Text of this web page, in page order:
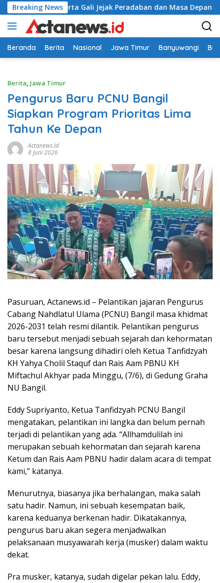
Langsung
ke
konten
Breaking News
Peserta Gali Jejak Peradaban dan Masa Depan Budaya
Beranda Berita Nasional Jawa Timur Banyuwangi
Berita, Jawa Timur
Pengurus Baru PCNU Bangil
Siapkan Program Prioritas Lima
Tahun Ke Depan
Actanews.id
8 Juni 2026
Pasuruan, Actanews.id – Pelantikan jajaran Pengurus
Cabang Nahdlatul Ulama (PCNU) Bangil masa khidmat
2026-2031 telah resmi dilantik. Pelantikan pengurus
baru tersebut menjadi sebuah sejarah dan kehormatan
besar karena langsung dihadiri oleh Ketua Tanfidzyah
KH Yahya Cholil Staquf dan Rais Aam PBNU KH
Miftachul Akhyar pada Minggu, (7/6), di Gedung Graha
NU Bangil.
Eddy Supriyanto, Ketua Tanfidzyah PCNU Bangil
mengatakan, pelantikan ini langka dan belum pernah
terjadi di pelantikan yang ada. “Allhamdulilah ini
merupakan sebuah kehormatan dan sejarah karena
Ketum dan Rais Aam PBNU hadir dalam acara di tempat
kami,” katanya.
Menurutnya, biasanya jika berhalangan, maka salah
satu hadir. Namun, ini sebuah kesempatan baik,
karena keduanya berkenan hadir. Dikatakannya,
pengurus baru akan segera menjadwalkan
pelaksanaan musyawarah kerja (musker) dalam waktu
dekat.
Pra musker, katanya, sudah digelar pekan lalu. Eddy,